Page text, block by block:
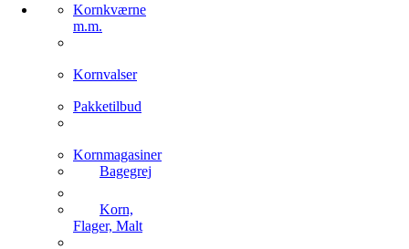
Kornkværne
m.m.
Kornvalser
Pakketilbud
Kornmagasiner
Bagegrej
Korn,
Flager, Malt